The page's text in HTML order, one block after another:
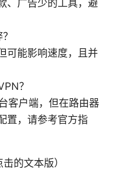
、广告少的工具，避
可能影响速度，且并
？
客户端，但在路由器
置，请参考官方指
的文本版）